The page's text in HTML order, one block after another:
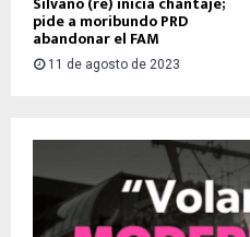
pide a moribundo PRD
abandonar el FAM
11 de agosto de 2023